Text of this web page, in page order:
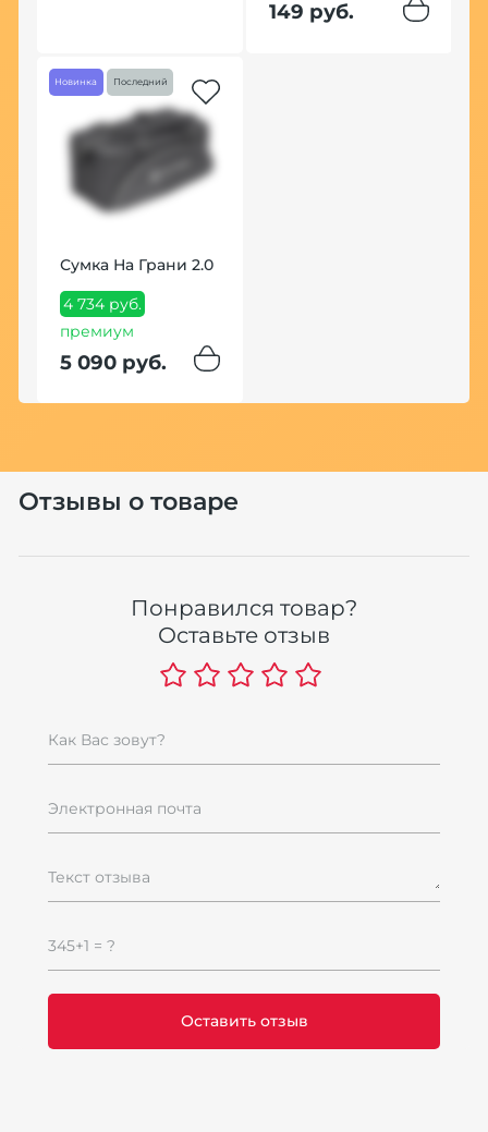
149 руб.
Новинка Последний
Сумка На Грани 2.0
4 734 руб.
премиум
5 090 руб.
Отзывы о товаре
Понравился товар?
Оставьте отзыв
Как Вас зовут?
Электронная почта
Текст отзыва
345+1 = ?